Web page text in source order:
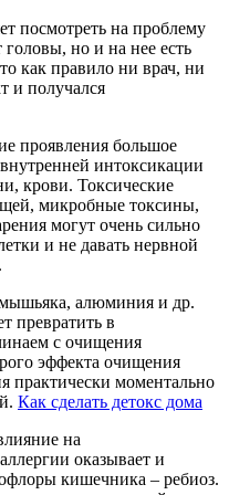
посмотреть на проблему
но и на нее есть
как правило ни врач, ни
и получался
проявления большое
интоксикации
крови. Токсические
микробные токсины,
могут очень сильно
и не давать нервной
алюминия и др.
превратить в
с очищения
эффекта очищения
практически моментально
Как сделать детокс дома
на
оказывает и
кишечника – ребиоз.